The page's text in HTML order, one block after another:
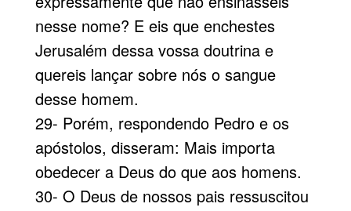
nesse nome? E eis que enchestes
Jerusalém dessa vossa doutrina e
quereis lançar sobre nós o sangue
desse homem.
29- Porém, respondendo Pedro e os
apóstolos, disseram: Mais importa
obedecer a Deus do que aos homens.
30- O Deus de nossos pais ressuscitou